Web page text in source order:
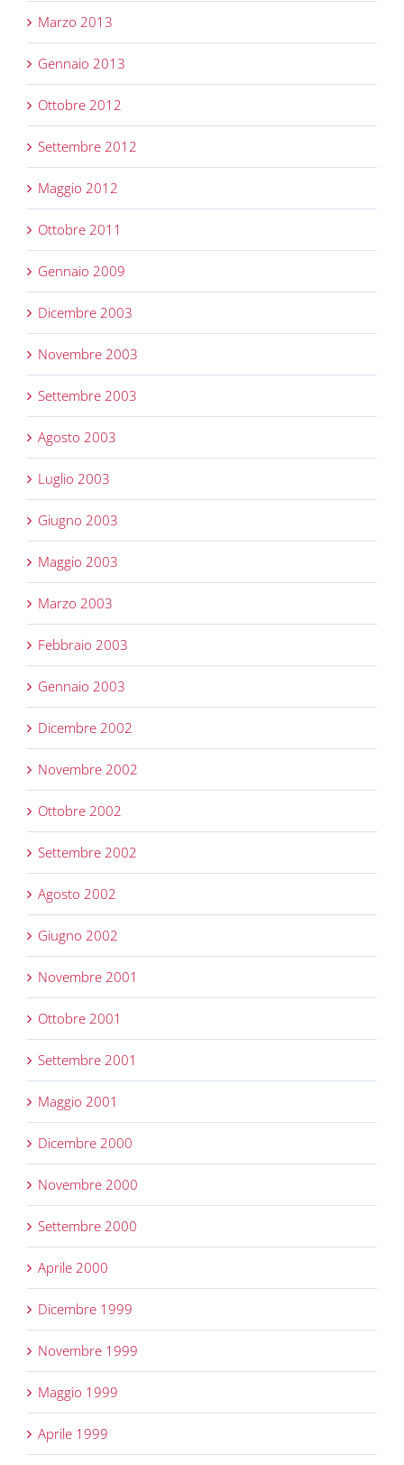
Marzo 2013
Gennaio 2013
Ottobre 2012
Settembre 2012
Maggio 2012
Ottobre 2011
Gennaio 2009
Dicembre 2003
Novembre 2003
Settembre 2003
Agosto 2003
Luglio 2003
Giugno 2003
Maggio 2003
Marzo 2003
Febbraio 2003
Gennaio 2003
Dicembre 2002
Novembre 2002
Ottobre 2002
Settembre 2002
Agosto 2002
Giugno 2002
Novembre 2001
Ottobre 2001
Settembre 2001
Maggio 2001
Dicembre 2000
Novembre 2000
Settembre 2000
Aprile 2000
Dicembre 1999
Novembre 1999
Maggio 1999
Aprile 1999